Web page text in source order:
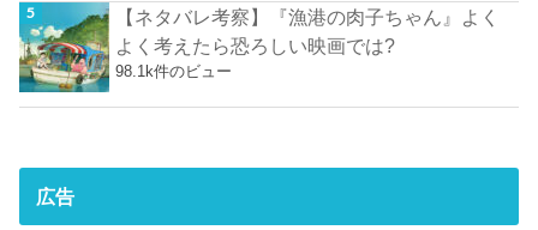
【ネタバレ考察】『漁港の肉子ちゃん』よく
よく考えたら恐ろしい映画では?
98.1k件のビュー
広告